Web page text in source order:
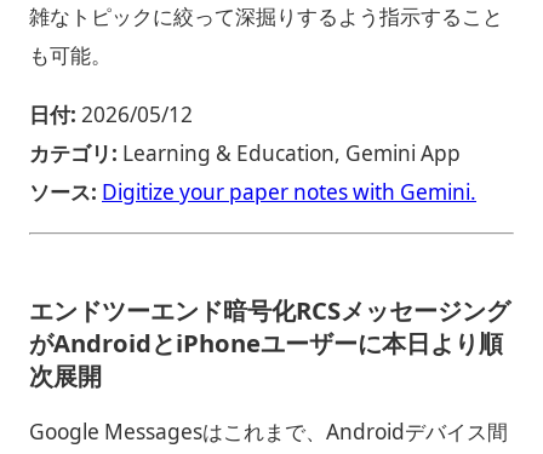
雑なトピックに絞って深掘りするよう指示すること
も可能。
日付: 2026/05/12
カテゴリ: Learning & Education, Gemini App
ソース: Digitize your paper notes with Gemini.
エンドツーエンド暗号化RCSメッセージング
がAndroidとiPhoneユーザーに本日より順
次展開
Google Messagesはこれまで、Androidデバイス間